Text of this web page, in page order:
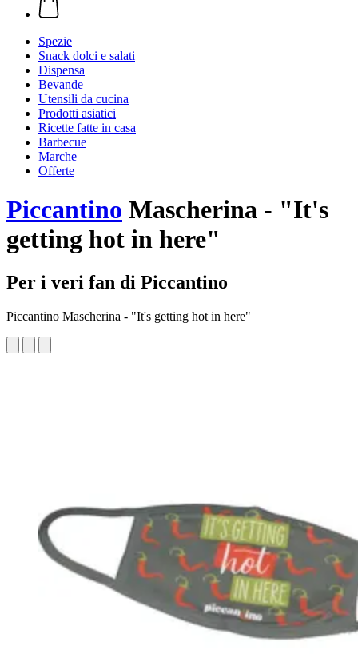
Spezie
Snack dolci e salati
Dispensa
Bevande
Utensili da cucina
Prodotti asiatici
Ricette fatte in casa
Barbecue
Marche
Offerte
Piccantino Mascherina - "It's
getting hot in here"
Per i veri fan di Piccantino
Piccantino Mascherina - "It's getting hot in here"